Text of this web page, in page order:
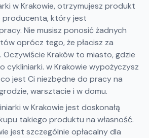
w Krakowie, otrzymujesz produkt
producenta, który jest
Nie musisz ponosić żadnych
oprócz tego, że płacisz za
Oczywiście Kraków to miasto, gdzie
cykliniarki. w Krakowie wypożyczysz
jest Ci niezbędne do pracy na
warsztacie i w domu.
w Krakowie jest doskonałą
takiego produktu na własność.
jest szczególnie opłacalny dla